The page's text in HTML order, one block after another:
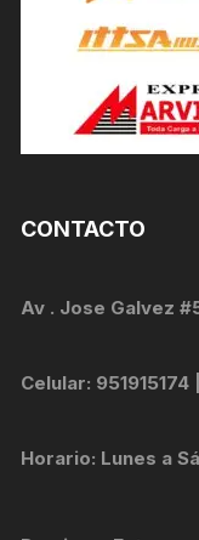
CONTACTO
Av . Jose Galvez
Celular:
Horario: Lunes a